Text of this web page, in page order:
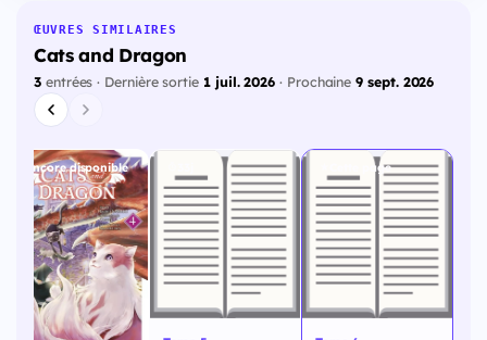
ŒUVRES SIMILAIRES
Cats and Dragon
3entrées · Dernière sortie 1 juil. 2026 · Prochaine9 sept. 2026
Encore disponible Cette page